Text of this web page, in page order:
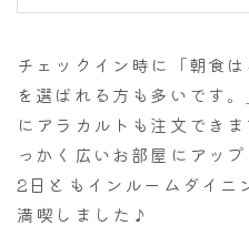
チェックイン時に「朝食
を選ばれる方も多いです
にアラカルトも注文でき
っかく広いお部屋にアッ
2日ともインルームダイニ
満喫しました♪